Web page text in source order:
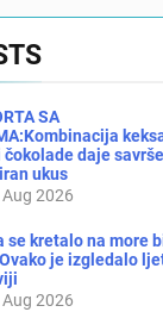
SA
čokolade daje
ukus
2026
se kretalo na more
je izgledalo
2026